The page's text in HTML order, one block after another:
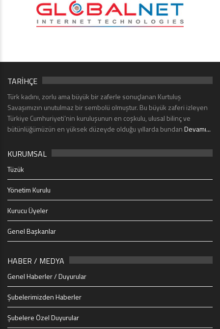
TARİHÇE
Türk kadını, zorlu ama büyük bir zaferle sonuçlanan Kurtuluş
Savaşımızın unutulmaz bir sembolü olmuştur. Bu büyük zaferi izleyen
Türkiye Cumhuriyeti’nin kuruluşunun en coşkulu, ulusal bilinç ve
bütünlüğümüzün en yüksek düzeyde olduğu yıllarda bundanDevamı...
KURUMSAL
Tüzük
Yönetim Kurulu
Kurucu Üyeler
Genel Başkanlar
HABER / MEDYA
Genel Haberler / Duyurular
Şubelerimizden Haberler
Şubelere Özel Duyurular